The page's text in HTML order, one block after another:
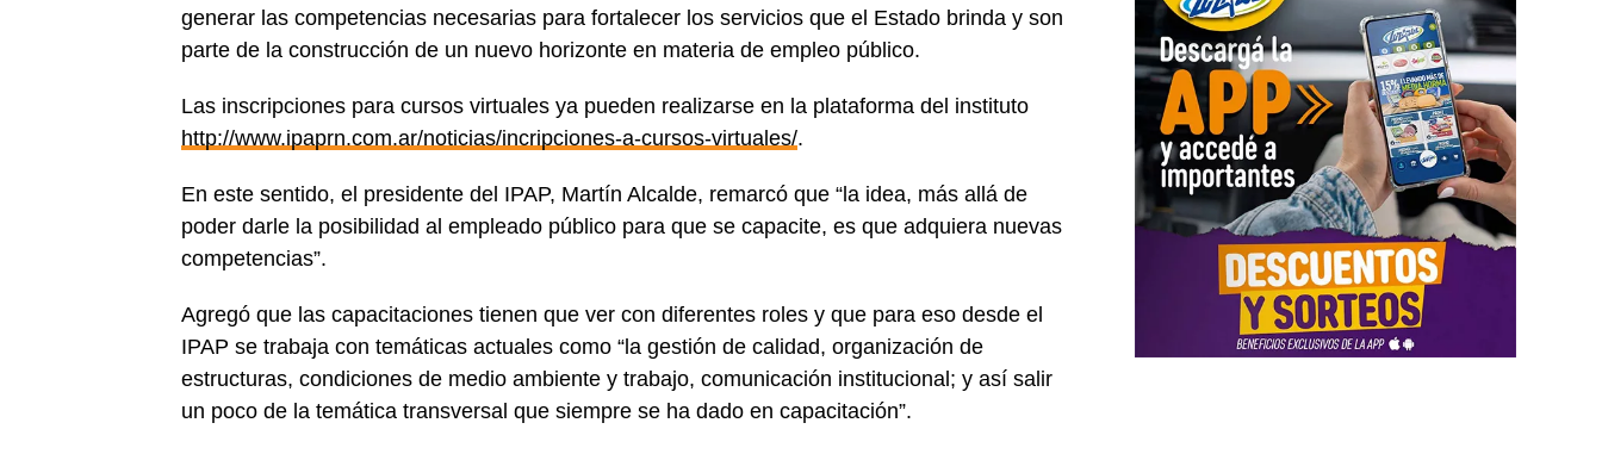
generar las competencias necesarias para fortalecer los servicios que el Estado brinda y son
parte de la construcción de un nuevo horizonte en materia de empleo público.
Las inscripciones para cursos virtuales ya pueden realizarse en la plataforma del instituto
http://www.ipaprn.com.ar/noticias/incripciones-a-cursos-virtuales/.
En este sentido, el presidente del IPAP, Martín Alcalde, remarcó que “la idea, más allá de
poder darle la posibilidad al empleado público para que se capacite, es que adquiera nuevas
competencias”.
Agregó que las capacitaciones tienen que ver con diferentes roles y que para eso desde el
IPAP se trabaja con temáticas actuales como “la gestión de calidad, organización de
estructuras, condiciones de medio ambiente y trabajo, comunicación institucional; y así salir
un poco de la temática transversal que siempre se ha dado en capacitación”.